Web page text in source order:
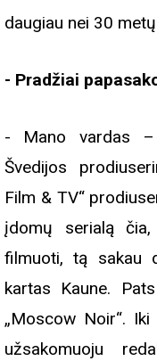
daugiau nei 30
- Pradžiai
- Mano vardas –
Švedijos
Film & TV“
įdomų serialą
filmuoti, tą sakau
kartas Kaune.
„Moscow Noir“.
užsakomuoju